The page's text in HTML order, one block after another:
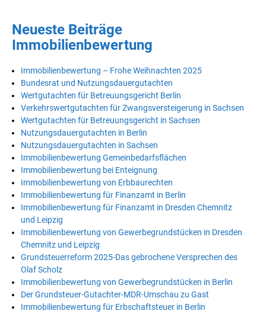
Neueste Beiträge
Immobilienbewertung
Immobilienbewertung – Frohe Weihnachten 2025
Bundesrat und Nutzungsdauergutachten
Wertgutachten für Betreuungsgericht Berlin
Verkehrswertgutachten für Zwangsversteigerung in Sachsen
Wertgutachten für Betreuungsgericht in Sachsen
Nutzungsdauergutachten in Berlin
Nutzungsdauergutachten in Sachsen
Immobilienbewertung Gemeinbedarfsflächen
Immobilienbewertung bei Enteignung
Immobilienbewertung von Erbbaurechten
Immobilienbewertung für Finanzamt in Berlin
Immobilienbewertung für Finanzamt in Dresden Chemnitz
und Leipzig
Immobilienbewertung von Gewerbegrundstücken in Dresden
Chemnitz und Leipzig
Grundsteuerreform 2025-Das gebrochene Versprechen des
Olaf Scholz
Immobilienbewertung von Gewerbegrundstücken in Berlin
Der Grundsteuer-Gutachter-MDR-Umschau zu Gast
Immobilienbewertung für Erbschaftsteuer in Berlin